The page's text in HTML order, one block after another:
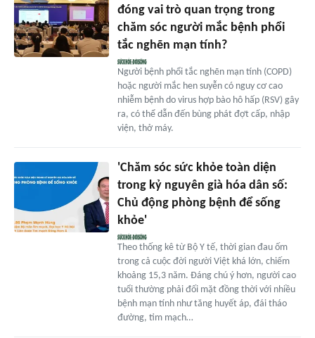
đóng vai trò quan trọng trong
chăm sóc người mắc bệnh phổi
tắc nghẽn mạn tính?
Người bệnh phổi tắc nghẽn mạn tính (COPD)
hoặc người mắc hen suyễn có nguy cơ cao
nhiễm bệnh do virus hợp bào hô hấp (RSV) gây
ra, có thể dẫn đến bùng phát đợt cấp, nhập
viện, thở máy.
'Chăm sóc sức khỏe toàn diện
trong kỷ nguyên già hóa dân số:
Chủ động phòng bệnh để sống
khỏe'
Theo thống kê từ Bộ Y tế, thời gian đau ốm
trong cả cuộc đời người Việt khá lớn, chiếm
khoảng 15,3 năm. Đáng chú ý hơn, người cao
tuổi thường phải đối mặt đồng thời với nhiều
bệnh mạn tính như tăng huyết áp, đái tháo
đường, tim mạch…